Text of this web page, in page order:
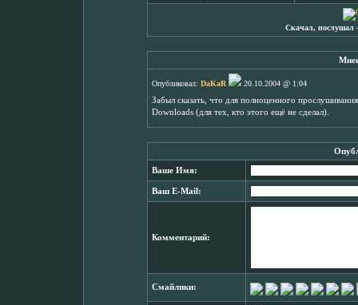
Скачал, послушал
Опубликовал: DaKaR
20.10.2004 @ 1:04
Забыл сказать, что для полноценного
Downloads (для тех, кто этого ещё не сделал).
Ваше Имя:
Ваш E-Mail:
Комментарий:
Смайлики: